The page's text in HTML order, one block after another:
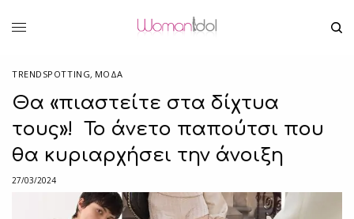
TRENDSPOTTING, ΜΟΔΑ
Θα «πιαστείτε στα δίχτυα
τους»! Το άνετο παπούτσι που
θα κυριαρχήσει την άνοιξη
27/03/2024